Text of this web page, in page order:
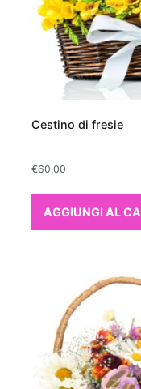
Cestino di fresie
€60.00
AGGIUNGI AL
come formaldeide e
eccellente: non solo filtra
con il suo fogliame
è il
Pothos,
e per essere in grado di
Per chi cerca
lo spazio
Con queste opzioni,
sia alle esigenze
piante da
una pianta da